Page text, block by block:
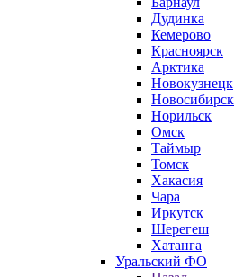
Дудинка
Кемерово
Красноярск
Арктика
Новокузнецк
Новосибирск
Норильск
Омск
Таймыр
Томск
Хакасия
Чара
Иркутск
Шерегеш
Хатанга
Уральский ФО